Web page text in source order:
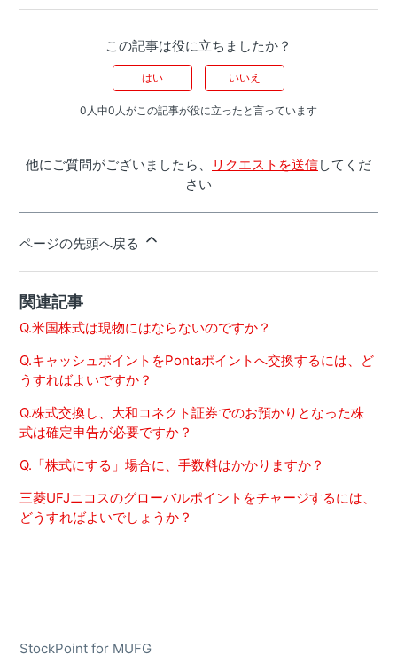
この記事は役に立ちましたか？
はい いいえ
0人中0人がこの記事が役に立ったと言っています
他にご質問がございましたら、 リクエストを送信してくだ
さい
ページの先頭へ戻る
関連記事
Q.米国株式は現物にはならないのですか？
Q.キャッシュポイントをPontaポイントへ交換するには、ど
うすればよいですか？
Q.株式交換し、大和コネクト証券でのお預かりとなった株
式は確定申告が必要ですか？
Q.「株式にする」場合に、手数料はかかりますか？
三菱UFJニコスのグローバルポイントをチャージするには、
どうすればよいでしょうか？
StockPoint for MUFG